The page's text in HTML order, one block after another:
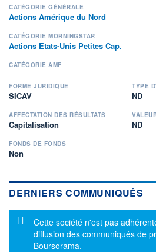
CATÉGORIE GÉNÉRALE
Actions Amérique du Nord
CATÉGORIE MORNINGSTAR
Actions Etats-Unis Petites Cap.
CATÉGORIE AMF
FORME JURIDIQUE
SICAV
TYPE
ND
AFFECTATION DES RÉSULTATS
Capitalisation ND
FONDS DE FONDS
Non
DERNIERS COMMUNIQUÉS
Message d'information
Cette société n'est pas
diffusion des communiqués de
Boursorama.